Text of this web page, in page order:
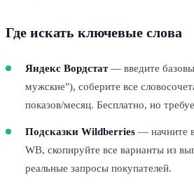
Где искать ключевые слова
Яндекс Вордстат— введите
мужские"), соберите все
показов/месяц. Бесплатно, но
Подсказки Wildberries — начните
WB, скопируйте все варианты из
реальные запросы покупателей.